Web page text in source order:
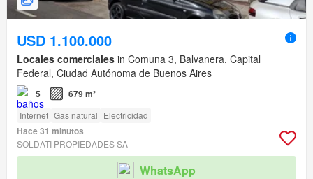
USD 1.100.000
Locales comerciales in Comuna 3, Balvanera, Capital
Federal, Ciudad Autónoma de Buenos Aires
5 679 m²
Internet Gas natural Electricidad
Hace 31 minutos
SOLDATI PROPIEDADES SA
WhatsApp